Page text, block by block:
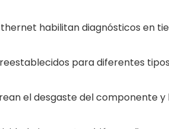
habilitan diagnósticos en
para diferentes
el desgaste del componente